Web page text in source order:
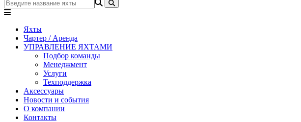
Яхты
Чартер / Аренда
УПРАВЛЕНИЕ ЯХТАМИ
Подбор команды
Менеджмент
Услуги
Техподдержка
Аксессуары
Новости и события
О компании
Контакты